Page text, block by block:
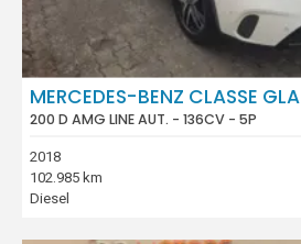
MERCEDES-BENZ CLASSE GLA
200 D AMG LINE AUT. - 136CV - 5P
2018
102.985 km
Diesel